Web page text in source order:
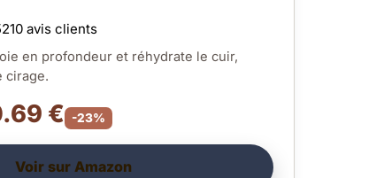
avis clients
en profondeur et réhydrate le cuir,
cirage.
€ -23%
Voir sur Amazon